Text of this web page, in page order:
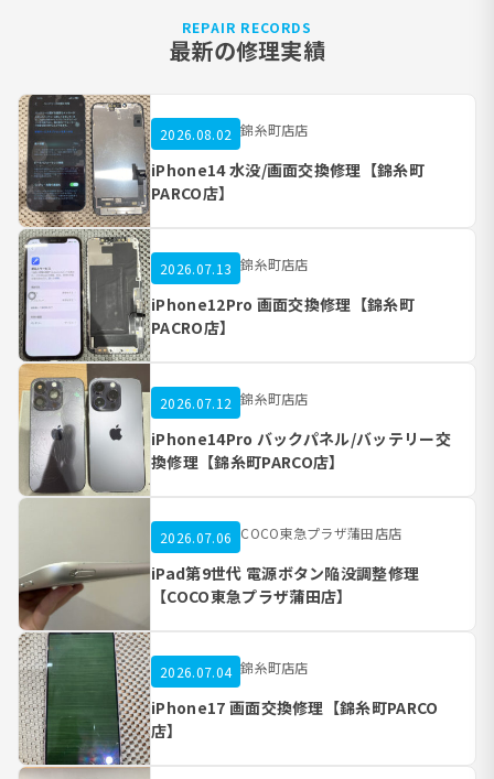
REPAIR RECORDS
最新の修理実績
2026.08.02 錦糸町店店
iPhone14 水没/画面交換修理【錦糸町
PARCO店】
2026.07.13 錦糸町店店
iPhone12Pro 画面交換修理【錦糸町
PACRO店】
2026.07.12 錦糸町店店
iPhone14Pro バックパネル/バッテリー交
換修理【錦糸町PARCO店】
2026.07.06 COCO東急プラザ蒲田店店
iPad第9世代 電源ボタン陥没調整修理
【COCO東急プラザ蒲田店】
2026.07.04 錦糸町店店
iPhone17 画面交換修理【錦糸町PARCO
店】